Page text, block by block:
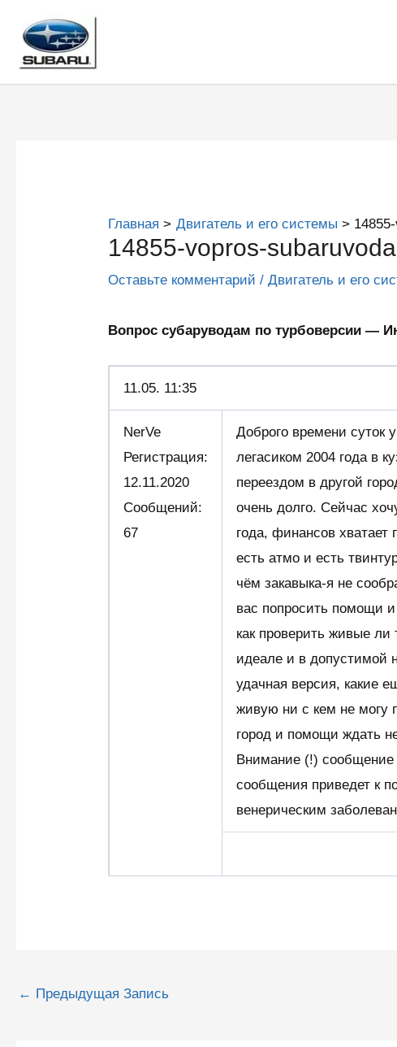
содержимому
Главная Двигатель и его системы
14855-vopros-
Оставьте комментарий /Двигатель и его
Вопрос субаруводам по турбоверсии —
11.05. 11:35
NerVe
Регистрация:
12.11.2020
Сообщений:
67
Доброго времени суток
легасиком 2004 года в
переездом в другой
очень долго. Сейчас
года, финансов
есть атмо и есть
чём закавыка-я не
вас попросить помощи
как проверить живые
идеале и в допустимой
удачная версия, какие
живую ни с кем не могу
город и помощи ждать не
Внимание (!) сообщение
сообщения приведет к
венерическим
Навигация
← Предыдущая Запись